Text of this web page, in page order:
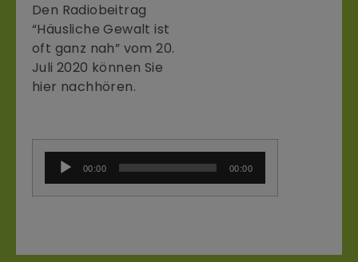
Den Radiobeitrag
“Häusliche Gewalt ist
oft ganz nah” vom 20.
Juli 2020 können Sie
hier nachhören.
Audio-
Player
00:00 00:00